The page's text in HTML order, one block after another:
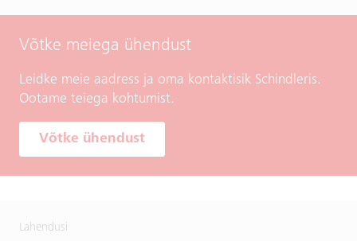
Võtke meiega ühendust
Leidke meie aadress ja oma kontaktisik Schindleris.
Ootame teiega kohtumist.
Võtke ühendust
Lahendusi